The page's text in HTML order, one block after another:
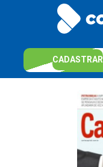
CADASTRAR